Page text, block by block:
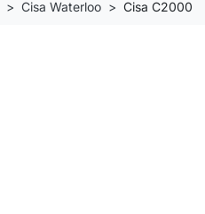
Cisa Waterloo Cisa C2000